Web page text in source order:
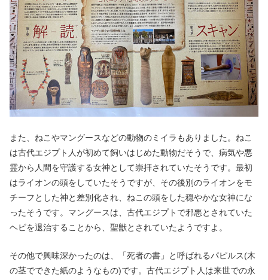
また、ねこやマングースなどの動物のミイラもありました。ねこ
は古代エジプト人が初めて飼いはじめた動物だそうで、病気や悪
霊から人間を守護する女神として崇拝されていたそうです。最初
はライオンの頭をしていたそうですが、その後別のライオンをモ
チーフとした神と差別化され、ねこの頭をした穏やかな女神にな
ったそうです。マングースは、古代エジプトで邪悪とされていた
ヘビを退治することから、聖獣とされていたようですよ。
その他で興味深かったのは、「死者の書」と呼ばれるパピルス(木
の茎でできた紙のようなもの)です。古代エジプト人は来世での永